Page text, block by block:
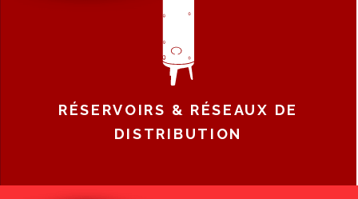
RÉSERVOIRS & RÉSEAUX DE
DISTRIBUTION